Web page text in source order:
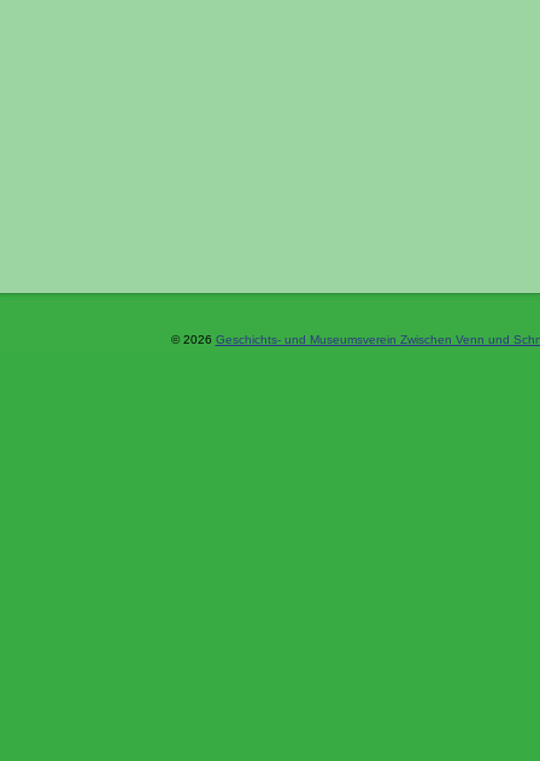
© 2026 Geschichts- und Museumsverein Zwischen Venn und